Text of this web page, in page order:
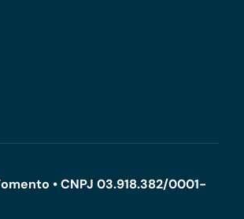
• CNPJ 03.918.382/0001-